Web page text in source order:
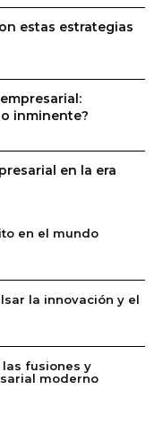
estas estrategias
inminente?
en la era
en el mundo
la innovación y el
fusiones y
moderno